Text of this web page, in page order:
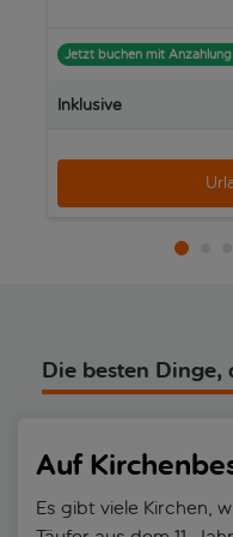
Jetzt buchen mit Anzahlung
Inklusive
Die besten Dinge,
Auf
Es gibt viele Kirchen,